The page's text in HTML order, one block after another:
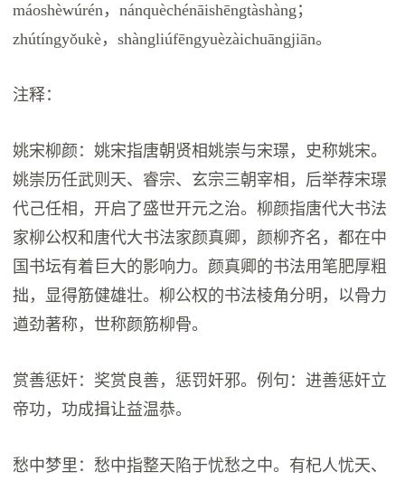
máoshèwúrén，nánquèchénāishēngtàshàng；
zhútíngyǒukè，shàngliúfēngyuèzàichuāngjiān。
注释：
姚宋柳颜：姚宋指唐朝贤相姚崇与宋璟，史称姚宋。
姚崇历任武则天、睿宗、玄宗三朝宰相，后举荐宋璟
代己任相，开启了盛世开元之治。柳颜指唐代大书法
家柳公权和唐代大书法家颜真卿，颜柳齐名，都在中
国书坛有着巨大的影响力。颜真卿的书法用笔肥厚粗
拙，显得筋健雄壮。柳公权的书法棱角分明，以骨力
遒劲著称，世称颜筋柳骨。
赏善惩奸：奖赏良善，惩罚奸邪。例句：进善惩奸立
帝功，功成揖让益温恭。
愁中梦里：愁中指整天陷于忧愁之中。有杞人忧天、